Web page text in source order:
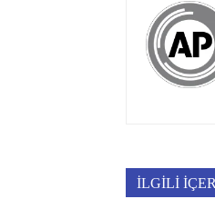
İLGİLİ